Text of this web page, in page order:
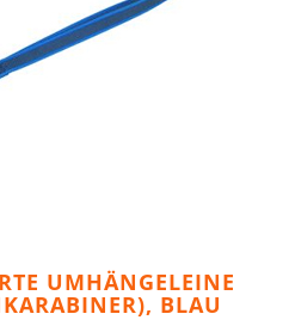
UMHÄNGELEINE
BLAU